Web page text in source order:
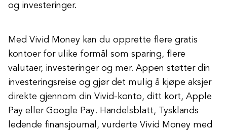
og investeringer.
Med Vivid Money kan du opprette flere gratis
kontoer for ulike formål som sparing, flere
valutaer, investeringer og mer. Appen støtter din
investeringsreise og gjør det mulig å kjøpe aksjer
direkte gjennom din Vivid-konto, ditt kort, Apple
Pay eller Google Pay. Handelsblatt, Tysklands
ledende finansjournal, vurderte Vivid Money med